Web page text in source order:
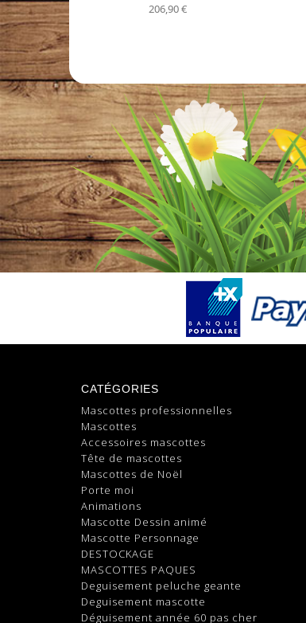
206,90 €
CATÉGORIES
Mascottes professionnelles
Mascottes
Accessoires mascottes
Tête de mascottes
Mascottes de Noël
Porte moi
Animations
Mascotte Dessin animé
Mascotte Personnage
DESTOCKAGE
MASCOTTES PAQUES
Deguisement peluche geante
Deguisement mascotte
Déguisement année 60 pas cher